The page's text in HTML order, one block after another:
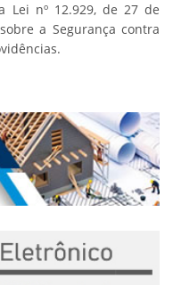
Lei nº 12.929, de 27 de
a Segurança contra